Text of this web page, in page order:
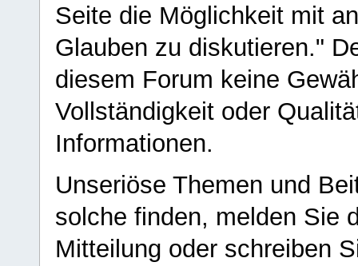
Seite die Möglichkeit mit
Glauben zu diskutieren."
diesem Forum keine
Vollständigkeit oder
Informationen.
Unseriöse Themen und
solche finden, melden Sie
Mitteilung oder schreiben